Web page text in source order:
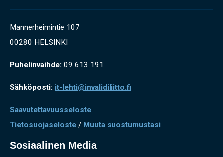
Mannerheimintie 107
00280 HELSINKI
Puhelinvaihde: 09 613 191
Sähköposti: it-lehti@invalidiliitto.fi
Saavutettavuusseloste
Tietosuojaseloste / Muuta suostumustasi
Sosiaalinen Media